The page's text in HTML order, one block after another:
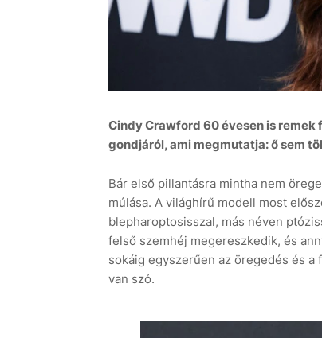
Cindy Crawford 60 évesen is
gondjáról, ami megmutatja: ő sem
Bár első pillantásra mintha nem
múlása. A világhírű modell most
blepharoptosisszal, más néven
felső szemhéj megereszkedik, és
sokáig egyszerűen az öregedés és
van szó.
+39°C 7 aug +32°C